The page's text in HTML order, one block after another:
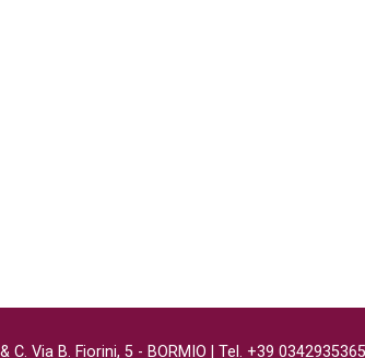
C. Via B. Fiorini, 5 - BORMIO | Tel. +39